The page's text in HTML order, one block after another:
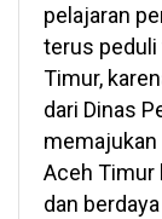
pelajaran
terus peduli
Timur,
dari Dinas
memajukan
Aceh Timur
dan